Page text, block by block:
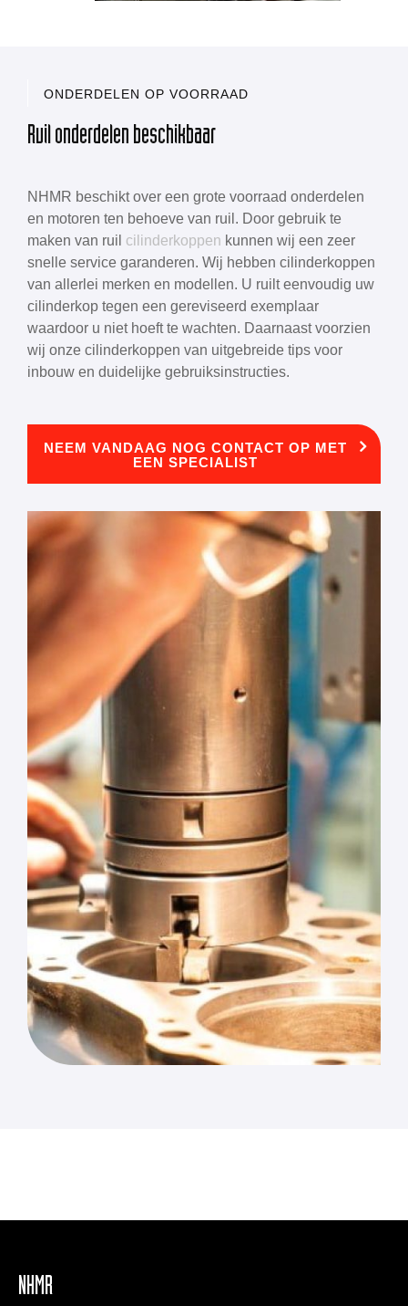
ONDERDELEN OP VOORRAAD
Ruil onderdelen beschikbaar
NHMR beschikt over een grote voorraad onderdelen
en motoren ten behoeve van ruil. Door gebruik te
maken van ruil cilinderkoppen kunnen wij een zeer
snelle service garanderen. Wij hebben cilinderkoppen
van allerlei merken en modellen. U ruilt eenvoudig uw
cilinderkop tegen een gereviseerd exemplaar
waardoor u niet hoeft te wachten. Daarnaast voorzien
wij onze cilinderkoppen van uitgebreide tips voor
inbouw en duidelijke gebruiksinstructies.
NEEM VANDAAG NOG CONTACT OP MET
EEN SPECIALIST
NHMR